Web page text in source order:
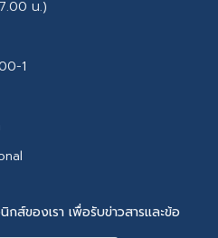
น.)
1
ส์ของเรา เพื่อรับข่าวสารและข้อ